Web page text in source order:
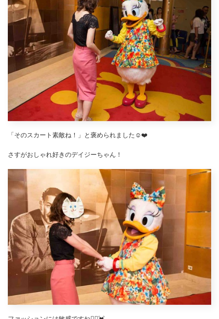
「そのスカート素敵ね！」と褒められました☺️❤️
さすがおしゃれ好きのデイジーちゃん！